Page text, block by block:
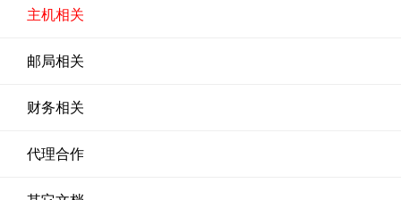
主机相关
邮局相关
财务相关
代理合作